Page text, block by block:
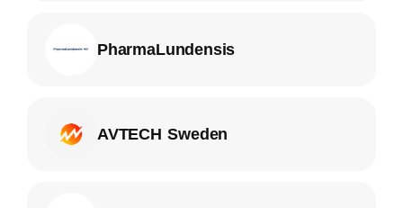
PharmaLundensis
AVTECH Sweden